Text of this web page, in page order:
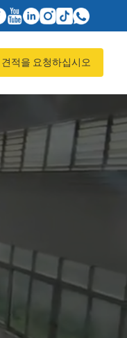
견적을 요청하십시오